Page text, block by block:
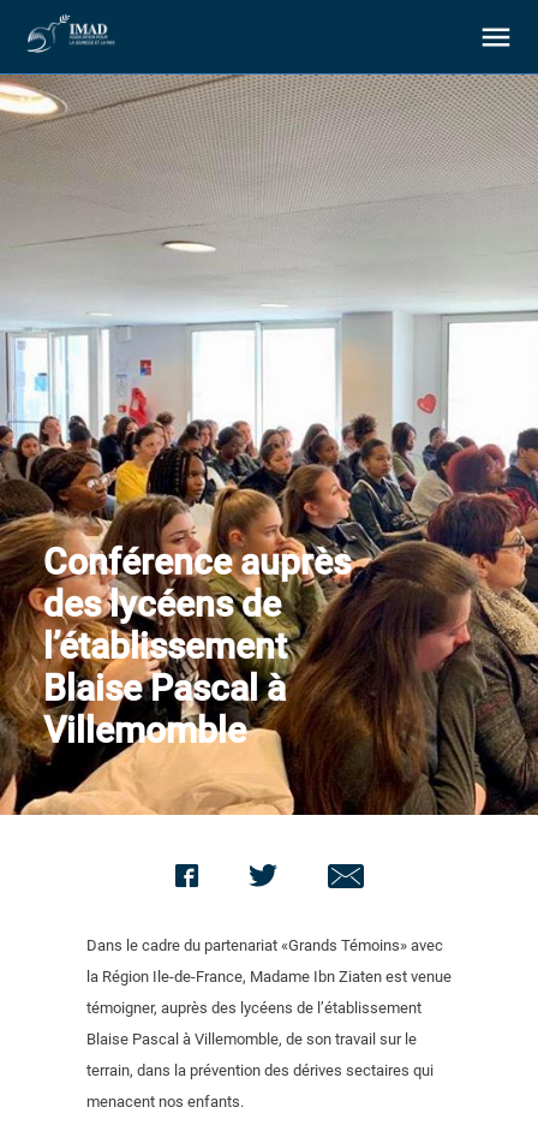
About us
Our goals
Our actions
Resources
Support us
Contact us
Conférence auprès
des lycéens de
l’établissement
Blaise Pascal à
Villemomble
Dans le cadre du partenariat «Grands Témoins» avec
la Région Ile-de-France, Madame Ibn Ziaten est venue
témoigner, auprès des lycéens de l’établissement
Blaise Pascal à Villemomble, de son travail sur le
terrain, dans la prévention des dérives sectaires qui
menacent nos enfants.